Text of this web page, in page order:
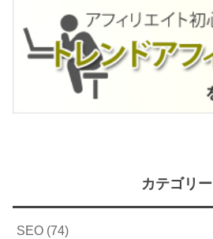
カテゴリー
SEO (74)